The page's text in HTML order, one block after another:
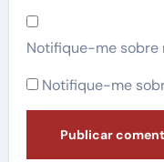
Notifique-me sobre
Notifique-me